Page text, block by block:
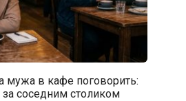
мужа в кафе поговорить:
за соседним столиком